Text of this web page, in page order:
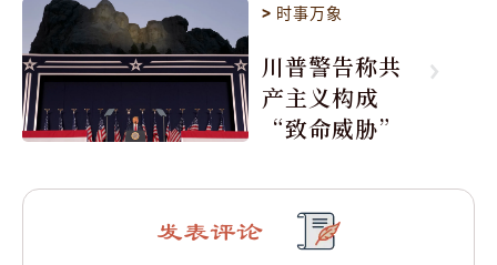
> 时事万象
川普警告称共
产主义构成
“致命威胁”
发表评论